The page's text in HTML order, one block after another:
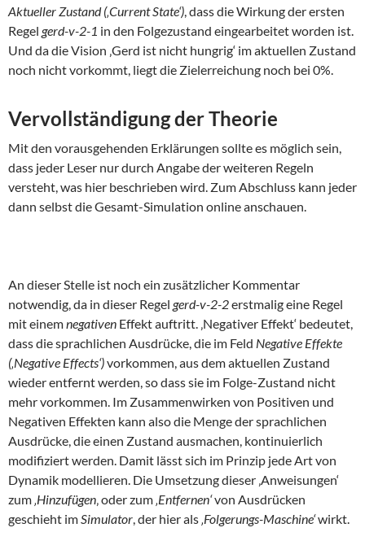
Aktueller Zustand (‚Current State‘), dass die Wirkung der ersten
Regel gerd-v-2-1 in den Folgezustand eingearbeitet worden ist.
Und da die Vision ‚Gerd ist nicht hungrig‘ im aktuellen Zustand
noch nicht vorkommt, liegt die Zielerreichung noch bei 0%.
Vervollständigung der Theorie
Mit den vorausgehenden Erklärungen sollte es möglich sein,
dass jeder Leser nur durch Angabe der weiteren Regeln
versteht, was hier beschrieben wird. Zum Abschluss kann jeder
dann selbst die Gesamt-Simulation online anschauen.
An dieser Stelle ist noch ein zusätzlicher Kommentar
notwendig, da in dieser Regel gerd-v-2-2erstmalig eine Regel
mit einemnegativen Effekt auftritt. ‚Negativer Effekt‘ bedeutet,
dass die sprachlichen Ausdrücke, die im Feld Negative Effekte
(‚Negative Effects‘)vorkommen, aus dem aktuellen Zustand
wieder entfernt werden, so dass sie im Folge-Zustand nicht
mehr vorkommen. Im Zusammenwirken von Positiven und
Negativen Effekten kann also die Menge der sprachlichen
Ausdrücke, die einen Zustand ausmachen, kontinuierlich
modifiziert werden. Damit lässt sich im Prinzip jede Art von
Dynamik modellieren. Die Umsetzung dieser ‚Anweisungen‘
zum‚Hinzufügen‚ oder zum‚Entfernen‘von Ausdrücken
geschieht imSimulator, der hier als‚Folgerungs-Maschine‘wirkt.